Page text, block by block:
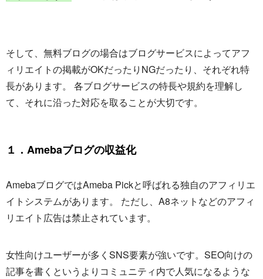
そして、無料ブログの場合はブログサービスによってアフ
ィリエイトの掲載がOKだったりNGだったり、それぞれ特
長があります。 各ブログサービスの特長や規約を理解し
て、それに沿った対応を取ることが大切です。
１．Amebaブログの収益化
AmebaブログではAmeba Pickと呼ばれる独自のアフィリエ
イトシステムがあります。 ただし、A8ネットなどのアフィ
リエイト広告は禁止されています。
女性向けユーザーが多くSNS要素が強いです。SEO向けの
記事を書くというよりコミュニティ内で人気になるような